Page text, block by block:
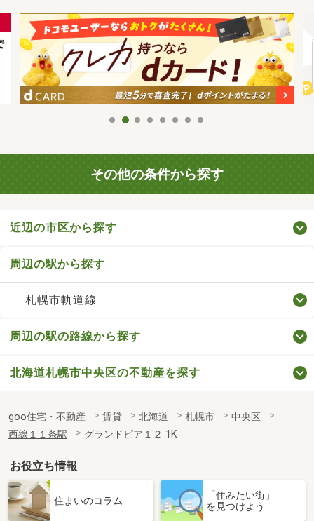
その他の条件から探す
近辺の市区から探す
周辺の駅から探す
札幌市軌道線
周辺の駅の路線から探す
北海道札幌市中央区の不動産を探す
goo住宅・不動産 賃貸 北海道 札幌市
中央区
西線１１条駅
グランドピア１２ 1K
お役立ち情報
住まいのコラム
「住みたい街」
を見つけよう